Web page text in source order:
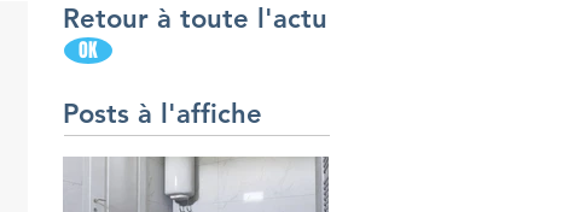
Retour à toute l'actu
OK
Posts à l'affiche